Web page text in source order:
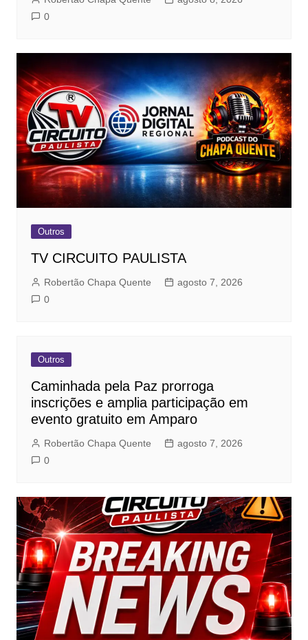
0
Outros
TV CIRCUITO PAULISTA
Robertão Chapa Quente
agosto 7, 2026
0
Outros
Caminhada pela Paz prorroga
inscrições e amplia participação em
evento gratuito em Amparo
Robertão Chapa Quente
agosto 7, 2026
0